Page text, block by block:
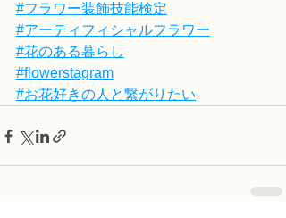
#フラワー装飾技能検定
#アーティフィシャルフラワー
#花のある暮らし
#flowerstagram
#お花好きの人と繋がりたい